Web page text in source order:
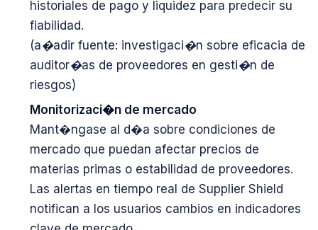
historiales de pago y liquidez para predecir su
fiabilidad.
(a�adir fuente: investigaci�n sobre eficacia de
auditor�as de proveedores en gesti�n de
riesgos)
Monitorizaci�n de mercado
Mant�ngase al d�a sobre condiciones de
mercado que puedan afectar precios de
materias primas o estabilidad de proveedores.
Las alertas en tiempo real de Supplier Shield
notifican a los usuarios cambios en indicadores